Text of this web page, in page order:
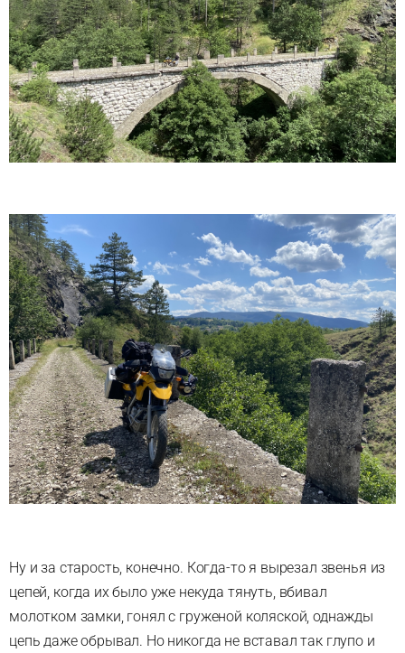
Ну и за старость, конечно. Когда-то я вырезал звенья из
цепей, когда их было уже некуда тянуть, вбивал
молотком замки, гонял с груженой коляской, однажды
цепь даже обрывал. Но никогда не вставал так глупо и